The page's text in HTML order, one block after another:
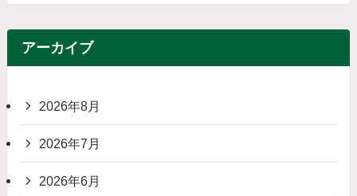
アーカイブ
2026年8月
2026年7月
2026年6月